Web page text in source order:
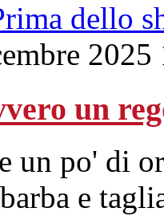
dello
2025
un
un po' di
e